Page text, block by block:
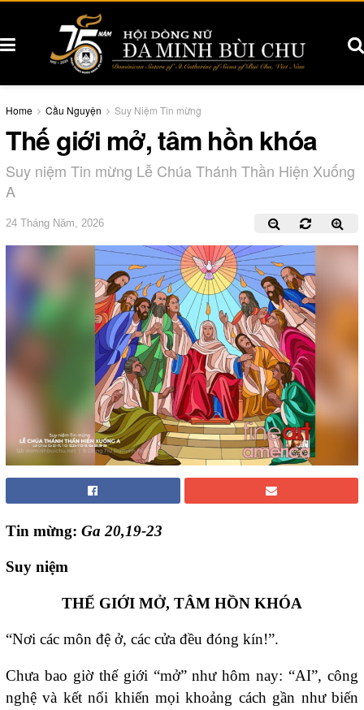
Home Cầu Nguyện Suy Niệm Tin mừng
Thế giới mở, tâm hồn khóa
Suy niệm Tin mừng Lễ Chúa Thánh Thần Hiện Xuống
A
24 Tháng Năm, 2026
Tin mừng: Ga 20,19-23
Suy niệm
THẾ GIỚI MỞ, TÂM HỒN KHÓA
“Nơi các môn đệ ở, các cửa đều đóng kín!”.
Chưa bao giờ thế giới “mở” như hôm nay: “AI”, công
nghệ và kết nối khiến mọi khoảng cách gần như biến